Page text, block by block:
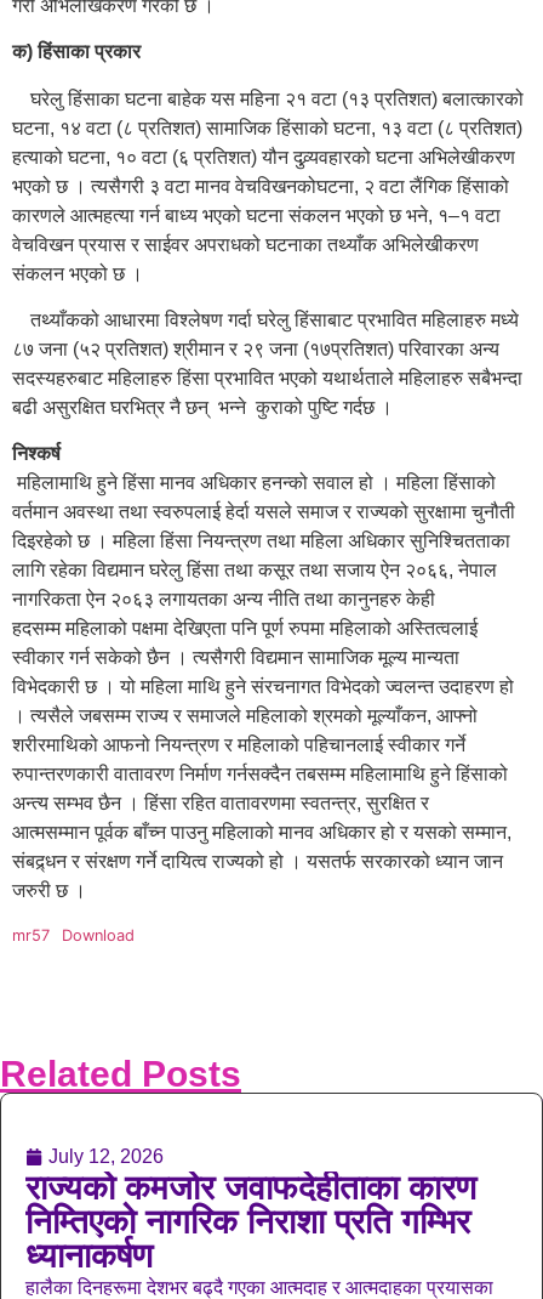
गरी अभिलेखिकरण गरेको छ ।
क) हिंसाका प्रकार
घरेलु हिंसाका घटना बाहेक यस महिना २१ वटा (१३ प्रतिशत) बलात्कारको
घटना, १४ वटा (८ प्रतिशत) सामाजिक हिंसाको घटना, १३ वटा (८ प्रतिशत)
हत्याको घटना, १० वटा (६ प्रतिशत) यौन दुव्र्यवहारको घटना अभिलेखीकरण
भएको छ । त्यसैगरी ३ वटा मानव वेचविखनकोघटना, २ वटा लैंगिक हिंसाको
कारणले आत्महत्या गर्न बाध्य भएको घटना संकलन भएको छ भने, १–१ वटा
वेचविखन प्रयास र साईवर अपराधको घटनाका तथ्याँक अभिलेखीकरण
संकलन भएको छ ।
तथ्याँकको आधारमा विश्लेषण गर्दा घरेलु हिंसाबाट प्रभावित महिलाहरु मध्ये
८७ जना (५२ प्रतिशत) श्रीमान र २९ जना (१७प्रतिशत) परिवारका अन्य
सदस्यहरुबाट महिलाहरु हिंसा प्रभावित भएको यथार्थताले महिलाहरु सबैभन्दा
बढी असुरक्षित घरभित्र नै छन् भन्ने कुराको पुष्टि गर्दछ ।
निश्कर्ष
महिलामाथि हुने हिंसा मानव अधिकार हनन्को सवाल हो । महिला हिंसाको
वर्तमान अवस्था तथा स्वरुपलाई हेर्दा यसले समाज र राज्यको सुरक्षामा चुनौती
दिइरहेको छ । महिला हिंसा नियन्त्रण तथा महिला अधिकार सुनिश्चितताका
लागि रहेका विद्यमान घरेलु हिंसा तथा कसूर तथा सजाय ऐन २०६६, नेपाल
नागरिकता ऐन २०६३ लगायतका अन्य नीति तथा कानुनहरु केही
हदसम्म महिलाको पक्षमा देखिएता पनि पूर्ण रुपमा महिलाको अस्तित्वलाई
स्वीकार गर्न सकेको छैन । त्यसैगरी विद्यमान सामाजिक मूल्य मान्यता
विभेदकारी छ । यो महिला माथि हुने संरचनागत विभेदको ज्वलन्त उदाहरण हो
। त्यसैले जबसम्म राज्य र समाजले महिलाको श्रमको मूल्याँकन, आफ्नो
शरीरमाथिको आफनो नियन्त्रण र महिलाको पहिचानलाई स्वीकार गर्ने
रुपान्तरणकारी वातावरण निर्माण गर्नसक्दैन तबसम्म महिलामाथि हुने हिंसाको
अन्त्य सम्भव छैन । हिंसा रहित वातावरणमा स्वतन्त्र, सुरक्षित र
आत्मसम्मान पूर्वक बाँच्न पाउनु महिलाको मानव अधिकार हो र यसको सम्मान,
संबद्र्धन र संरक्षण गर्ने दायित्व राज्यको हो । यसतर्फ सरकारको ध्यान जान
जरुरी छ ।
mr57 Download
Related Posts
July 12, 2026
राज्यको कमजोर जवाफदेहीताका कारण
निम्तिएको नागरिक निराशा प्रति गम्भिर
ध्यानाकर्षण
हालैका दिनहरूमा देशभर बढ्दै गएका आत्मदाह र आत्मदाहका प्रयासका